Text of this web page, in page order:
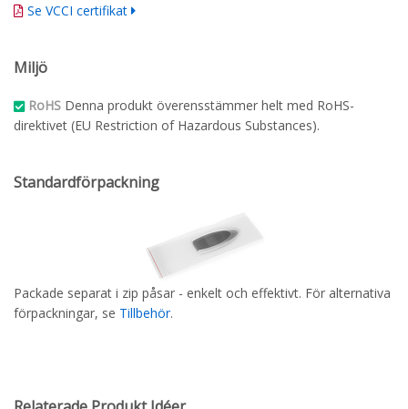
Se VCCI certifikat
Miljö
RoHS Denna produkt överensstämmer helt med RoHS-
direktivet (EU Restriction of Hazardous Substances).
Standardförpackning
Packade separat i zip påsar - enkelt och effektivt. För alternativa
förpackningar, se Tillbehör.